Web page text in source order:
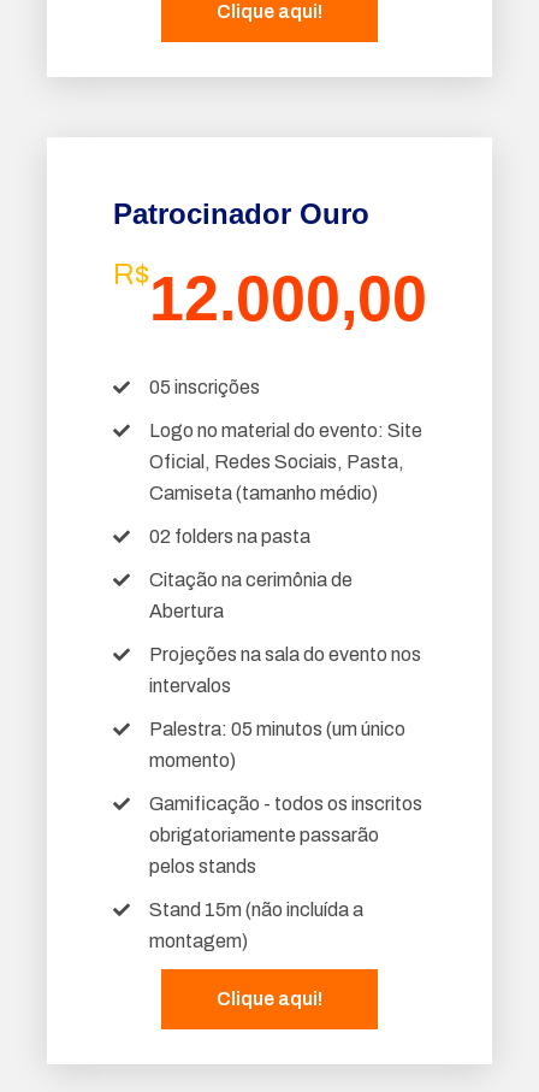
Clique aqui!
Patrocinador Ouro
R$12.000,00
05 inscrições
Logo no material do evento: Site
Oficial, Redes Sociais, Pasta,
Camiseta (tamanho médio)
02 folders na pasta
Citação na cerimônia de
Abertura
Projeções na sala do evento nos
intervalos
Palestra: 05 minutos (um único
momento)
Gamificação - todos os inscritos
obrigatoriamente passarão
pelos stands
Stand 15m (não incluída a
montagem)
Clique aqui!